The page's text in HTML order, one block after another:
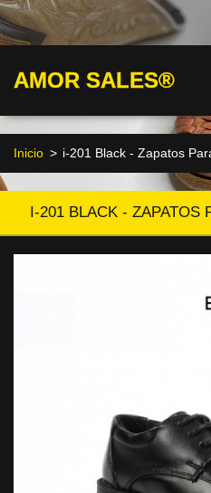
AMOR SALES®
Inicio > i-201 Black - Zapatos
I-201 BLACK - ZAPATOS